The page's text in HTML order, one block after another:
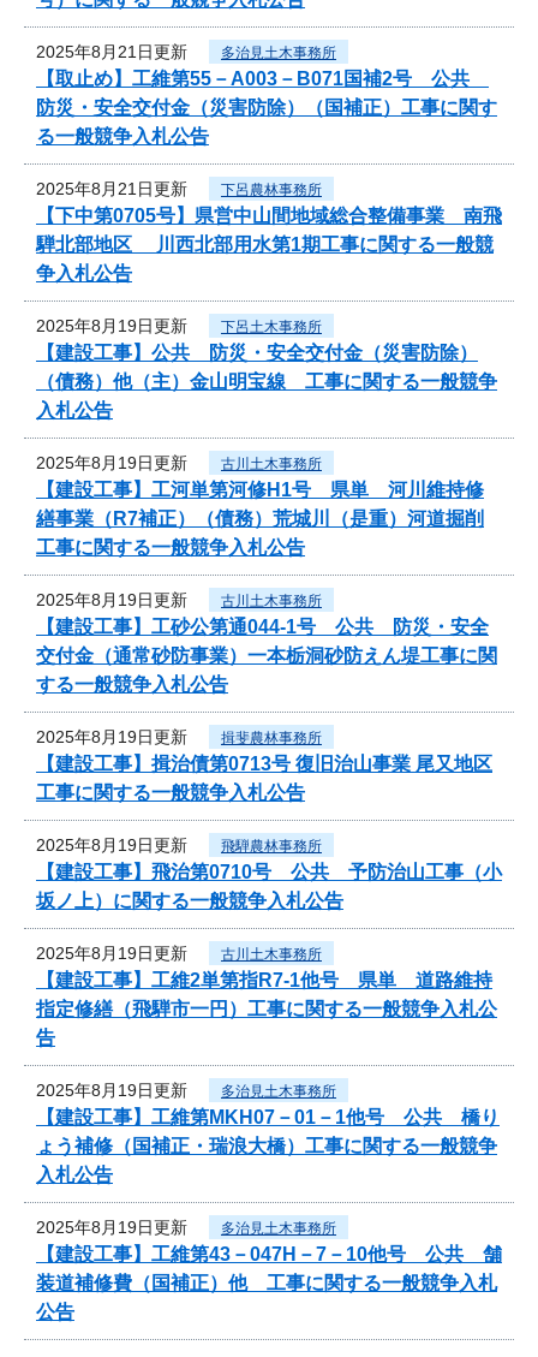
2025年8月21日更新 多治見土木事務所
【取止め】工維第55－A003－B071国補2号 公共
防災・安全交付金（災害防除）（国補正）工事に関す
る一般競争入札公告
2025年8月21日更新 下呂農林事務所
【下中第0705号】県営中山間地域総合整備事業 南飛
騨北部地区 川西北部用水第1期工事に関する一般競
争入札公告
2025年8月19日更新 下呂土木事務所
【建設工事】公共 防災・安全交付金（災害防除）
（債務）他（主）金山明宝線 工事に関する一般競争
入札公告
2025年8月19日更新 古川土木事務所
【建設工事】工河単第河修H1号 県単 河川維持修
繕事業（R7補正）（債務）荒城川（是重）河道掘削
工事に関する一般競争入札公告
2025年8月19日更新 古川土木事務所
【建設工事】工砂公第通044-1号 公共 防災・安全
交付金（通常砂防事業）一本栃洞砂防えん堤工事に関
する一般競争入札公告
2025年8月19日更新 揖斐農林事務所
【建設工事】揖治債第0713号 復旧治山事業 尾又地区
工事に関する一般競争入札公告
2025年8月19日更新 飛騨農林事務所
【建設工事】飛治第0710号 公共 予防治山工事（小
坂ノ上）に関する一般競争入札公告
2025年8月19日更新 古川土木事務所
【建設工事】工維2単第指R7-1他号 県単 道路維持
指定修繕（飛騨市一円）工事に関する一般競争入札公
告
2025年8月19日更新 多治見土木事務所
【建設工事】工維第MKH07－01－1他号 公共 橋り
ょう補修（国補正・瑞浪大橋）工事に関する一般競争
入札公告
2025年8月19日更新 多治見土木事務所
【建設工事】工維第43－047H－7－10他号 公共 舗
装道補修費（国補正）他 工事に関する一般競争入札
公告